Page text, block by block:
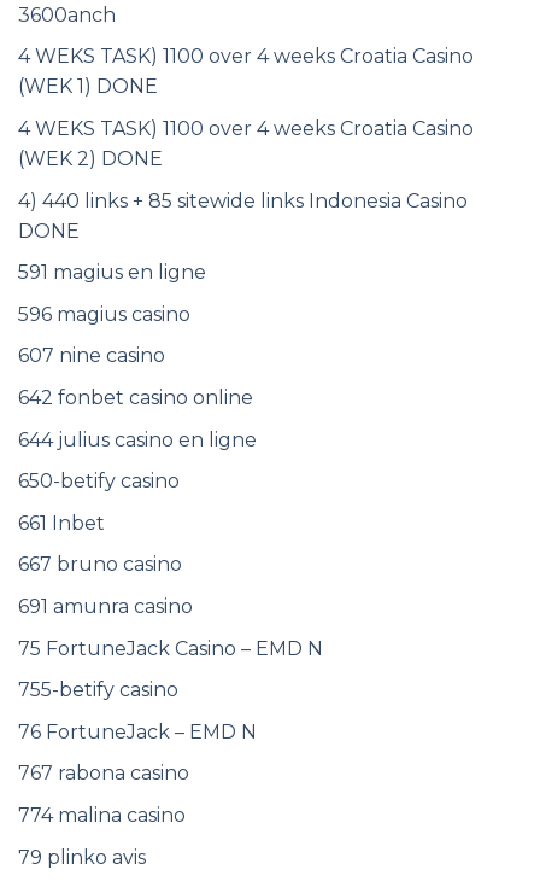
3600anch
4 WEKS TASK) 1100 over 4 weeks Croatia Casino
(WEK 1) DONE
4 WEKS TASK) 1100 over 4 weeks Croatia Casino
(WEK 2) DONE
4) 440 links + 85 sitewide links Indonesia Casino
DONE
591 magius en ligne
596 magius casino
607 nine casino
642 fonbet casino online
644 julius casino en ligne
650-betify casino
661 Inbet
667 bruno casino
691 amunra casino
75 FortuneJack Casino – EMD N
755-betify casino
76 FortuneJack – EMD N
767 rabona casino
774 malina casino
79 plinko avis